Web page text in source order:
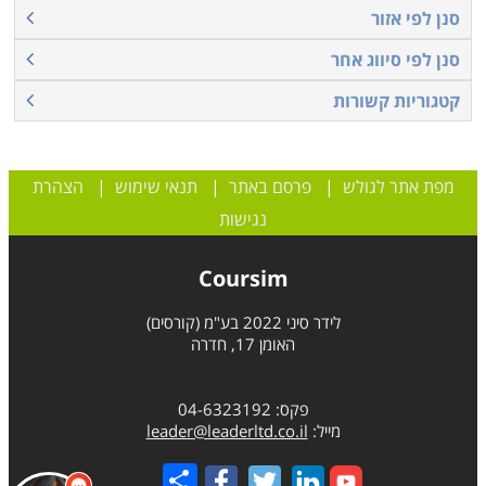
סנן לפי אזור
סנן לפי סיווג אחר
קטגוריות קשורות
מפת אתר לגולש |פרסם באתר | תנאי שימוש | הצהרת
נגישות
Coursim
לידר סיני 2022 בע"מ (קורסים)
האומן 17, חדרה
פקס: 04-6323192
מייל: leader@leaderltd.co.il
Share